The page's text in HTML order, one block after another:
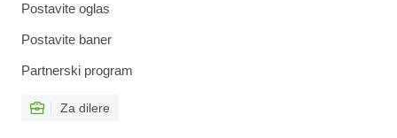
Postavite oglas
Postavite baner
Partnerski program
Za dilere